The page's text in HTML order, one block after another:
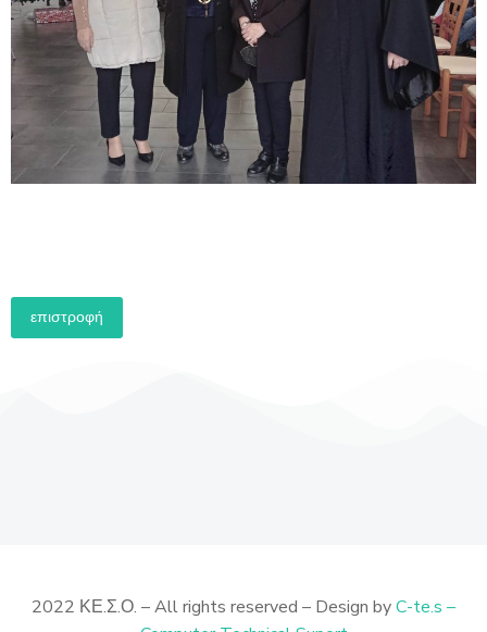
επιστροφή
2022 ΚΕ.Σ.Ο. – All rights reserved – Design byC-te.s –